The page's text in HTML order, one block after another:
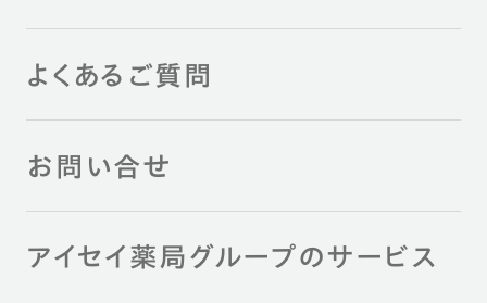
よくあるご質問
お問い合せ
アイセイ薬局グループのサービス